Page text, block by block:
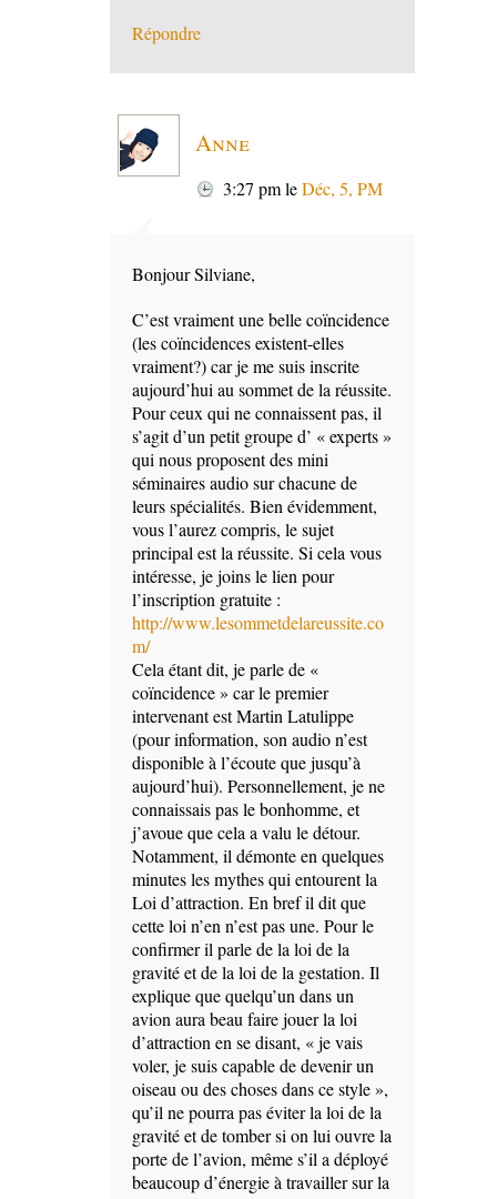
Répondre
Anne
3:27 pmleDéc, 5, PM
Bonjour Silviane,
C’est vraiment une belle coïncidence
(les coïncidences existent-elles
vraiment?) car je me suis inscrite
aujourd’hui au sommet de la réussite.
Pour ceux qui ne connaissent pas, il
s’agit d’un petit groupe d’ « experts »
qui nous proposent des mini
séminaires audio sur chacune de
leurs spécialités. Bien évidemment,
vous l’aurez compris, le sujet
principal est la réussite. Si cela vous
intéresse, je joins le lien pour
l’inscription gratuite :
http://www.lesommetdelareussite.co
m/
Cela étant dit, je parle de «
coïncidence » car le premier
intervenant est Martin Latulippe
(pour information, son audio n’est
disponible à l’écoute que jusqu’à
aujourd’hui). Personnellement, je ne
connaissais pas le bonhomme, et
j’avoue que cela a valu le détour.
Notamment, il démonte en quelques
minutes les mythes qui entourent la
Loi d’attraction. En bref il dit que
cette loi n’en n’est pas une. Pour le
confirmer il parle de la loi de la
gravité et de la loi de la gestation. Il
explique que quelqu’un dans un
avion aura beau faire jouer la loi
d’attraction en se disant, « je vais
voler, je suis capable de devenir un
oiseau ou des choses dans ce style »,
qu’il ne pourra pas éviter la loi de la
gravité et de tomber si on lui ouvre la
porte de l’avion, même s’il a déployé
beaucoup d’énergie à travailler sur la